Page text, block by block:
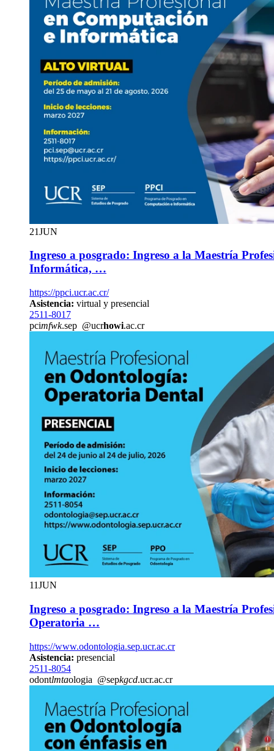
21JUN
Ingreso a posgrado: Ingreso a la Maestría
Informática, …
https://ppci.ucr.ac.cr/
Asistencia: virtual y presencial
2511-8017
pcimfwk.sep @ucrhowi.ac.cr
11JUN
Ingreso a posgrado: Ingreso a la Maestría
Operatoria …
https://www.odontologia.sep.ucr.ac.cr
Asistencia: presencial
2511-8054
odontlmtaologia @sepkgcd.ucr.ac.cr